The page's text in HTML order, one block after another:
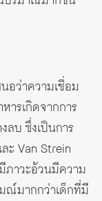
อว่าความเชื่อม
ารเกิดจากการ
ลบ ซึ่งเป็นการ
ะ Van Strein
ภาวะอ้วนมีความ
ณ์มากกว่าเด็กที่มี